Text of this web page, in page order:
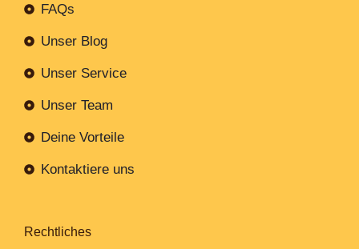
FAQs
Unser Blog
Unser Service
Unser Team
Deine Vorteile
Kontaktiere uns
Rechtliches